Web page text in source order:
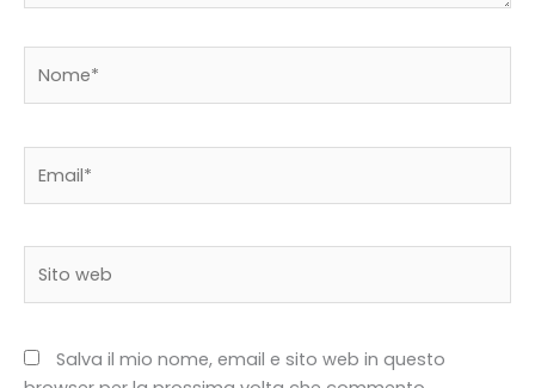
web
Salva il mio nome, email e sito web in questo